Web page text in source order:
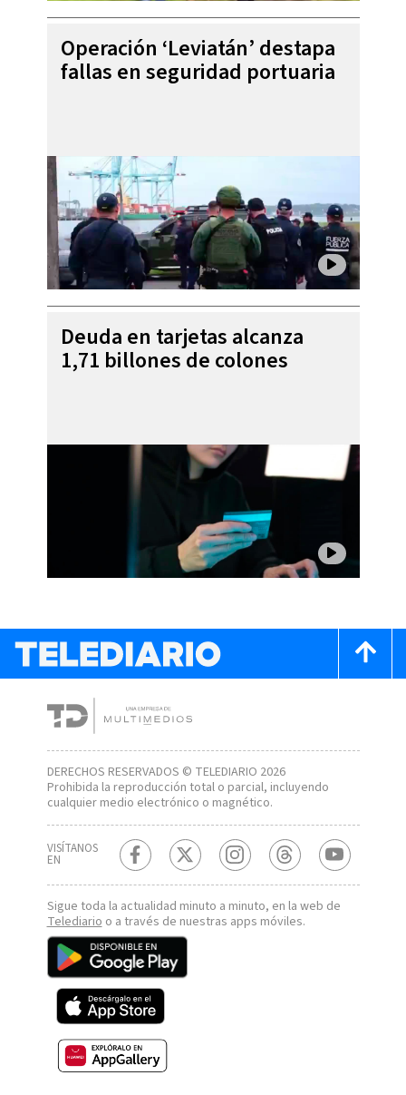
Operación ‘Leviatán’ destapa
fallas en seguridad portuaria
Deuda en tarjetas alcanza
1,71 billones de colones
DERECHOS RESERVADOS © TELEDIARIO 2026
Prohibida la reproducción total o parcial, incluyendo
cualquier medio electrónico o magnético.
VISÍTANOS
EN
Sigue toda la actualidad minuto a minuto, en la web de
Telediario o a través de nuestras apps móviles.